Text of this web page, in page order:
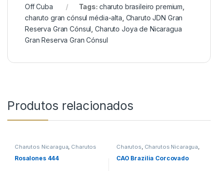
Off Cuba
Tags: charuto brasileiro premium
charuto gran cónsul média-alta Charuto JDN Gran
Reserva Gran Cónsul ,Charuto Joya de Nicaragua
Gran Reserva Gran Cónsul
Produtos relacionados
Charutos Nicaragua Charutos
Rosalones 444
Charutos Charutos Nicaragua
Charutos Off Cuba Primeira
Página
CAO Brazilia Corcovado